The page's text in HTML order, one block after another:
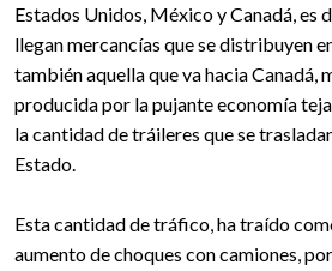
Estados Unidos, México y Canadá, es
llegan mercancías que se distribuyen
también aquella que va hacia Canadá,
producida por la pujante economía
la cantidad de tráileres que se
Estado.
Esta cantidad de tráfico, ha traído
aumento de choques con camiones,